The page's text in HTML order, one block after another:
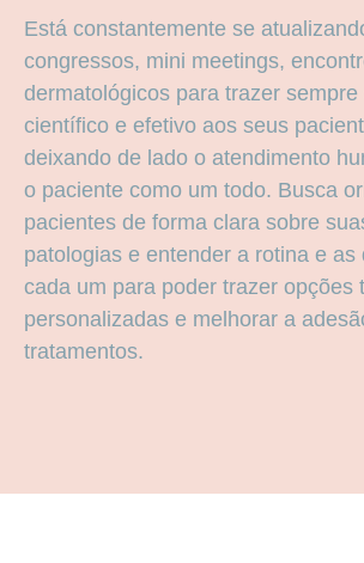
Está constantemente se
congressos, mini meetings,
dermatológicos para trazer sempre
científico e efetivo aos seus
deixando de lado o atendimento
o paciente como um todo. Busca
pacientes de forma clara sobre
patologias e entender a rotina e as
cada um para poder trazer opções
personalizadas e melhorar a
tratamentos.